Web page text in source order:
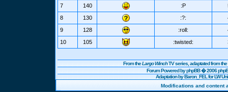
7
140 :P
8
130 :?:
9
128 :roll:
10
105 :twisted:
From theLargo WinchTV series, adaptated from
Forum Powered byphpBB� 2006
Adaptation by Baron_FEL for LW
Modifications and content